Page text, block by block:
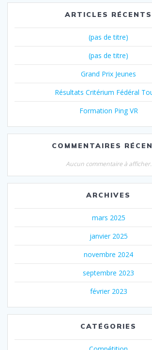
ARTICLES RÉCENTS
(pas de titre)
(pas de titre)
Grand Prix Jeunes
Résultats Critérium Fédéral
Formation Ping VR
COMMENTAIRES
Aucun commentaire à afficher.
ARCHIVES
mars 2025
janvier 2025
novembre 2024
septembre 2023
février 2023
CATÉGORIES